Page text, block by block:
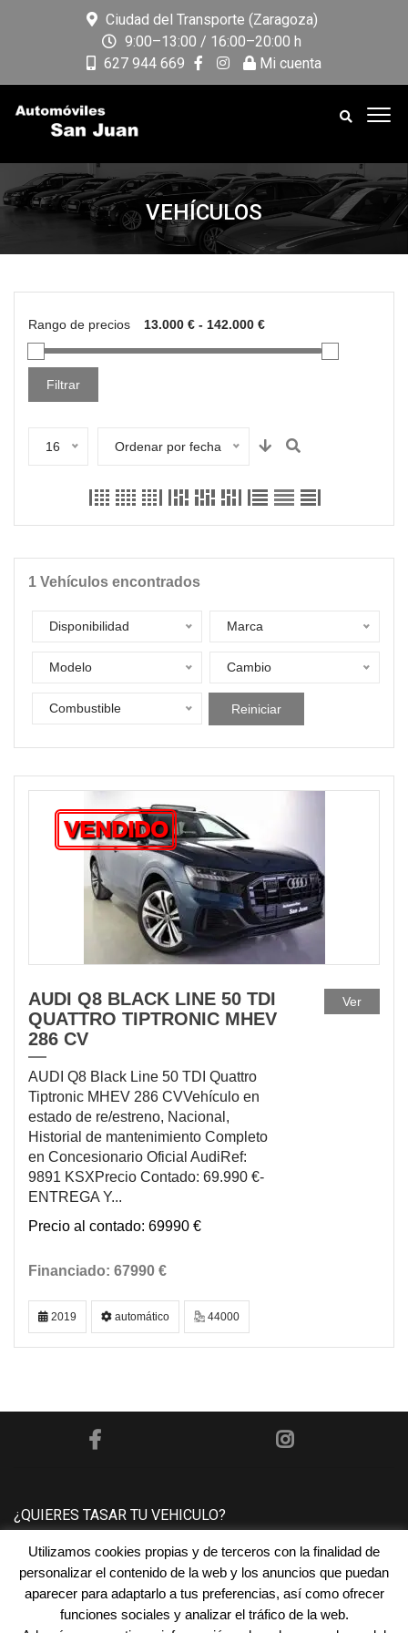
Ciudad del Transporte (Zaragoza)
9:00–13:00 / 16:00–20:00 h
627 944 669
Mi cuenta
VEHÍCULOS
Rango de precios
Filtrar
16 Ordenar por fecha
1 Vehículos encontrados
Disponibilidad Marca
Modelo Cambio
Combustible Reiniciar
VENDIDO
AUDI Q8 BLACK LINE 50 TDI
QUATTRO TIPTRONIC MHEV
286 CV
AUDI Q8 Black Line 50 TDI Quattro
Tiptronic MHEV 286 CVVehículo en
estado de re/estreno, Nacional,
Historial de mantenimiento Completo
en Concesionario Oficial AudiRef:
9891 KSXPrecio Contado: 69.990 €-
ENTREGA Y...
69990 €
67990 €
Ver
2019 automático 44000
¿QUIERES TASAR TU VEHICULO?
Póngase en contacto con nosotros y le tasaremos su
vehículo sin ningún compromiso.
Utilizamos cookies propias y de terceros con la finalidad de
personalizar el contenido de la web y los anuncios que puedan
aparecer para adaptarlo a tus preferencias, así como ofrecer
funciones sociales y analizar el tráfico de la web.